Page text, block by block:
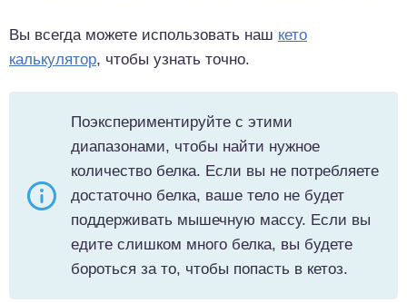
Вы всегда можете использовать наш кето
калькулятор, чтобы узнать точно.
Поэкспериментируйте с этими
диапазонами, чтобы найти нужное
количество белка. Если вы не потребляете
достаточно белка, ваше тело не будет
поддерживать мышечную массу. Если вы
едите слишком много белка, вы будете
бороться за то, чтобы попасть в кетоз.